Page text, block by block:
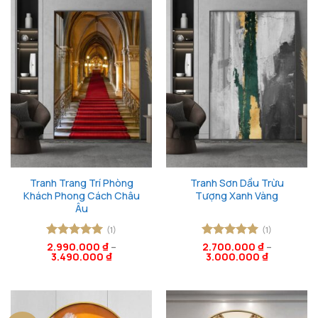
Tranh Trang Trí Phòng
Khách Phong Cách Châu
Âu
Được xếp
hạng55
(1)
2.990.000 ₫–
3.490.000 ₫
Tranh Sơn Dầu Trừu
Tượng Xanh Vàng
Được xếp
hạng55
(1)
2.700.000 ₫–
3.000.000 ₫